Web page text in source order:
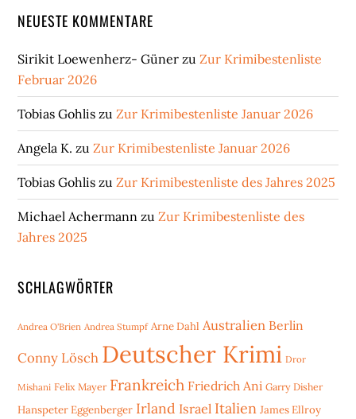
NEUESTE KOMMENTARE
Sirikit Loewenherz- Güner zuZur Krimibestenliste
Februar 2026
Tobias Gohlis zuZur Krimibestenliste Januar 2026
Angela K. zuZur Krimibestenliste Januar 2026
Tobias Gohlis zuZur Krimibestenliste des Jahres 2025
Michael Achermann zuZur Krimibestenliste des
Jahres 2025
SCHLAGWÖRTER
Andrea O'Brien Andrea Stumpf Arne Dahl Australien Berlin
Conny Lösch Deutscher Krimi Dror
Mishani Felix Mayer Frankreich Friedrich Ani Garry Disher
Hanspeter Eggenberger Irland Israel Italien James Ellroy